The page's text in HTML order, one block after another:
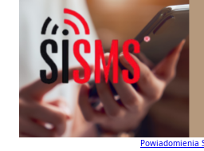
Powiadomienia